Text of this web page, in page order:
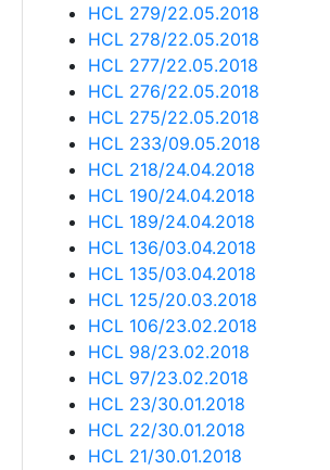
HCL 279/22.05.2018
HCL 278/22.05.2018
HCL 277/22.05.2018
HCL 276/22.05.2018
HCL 275/22.05.2018
HCL 233/09.05.2018
HCL 218/24.04.2018
HCL 190/24.04.2018
HCL 189/24.04.2018
HCL 136/03.04.2018
HCL 135/03.04.2018
HCL 125/20.03.2018
HCL 106/23.02.2018
HCL 98/23.02.2018
HCL 97/23.02.2018
HCL 23/30.01.2018
HCL 22/30.01.2018
HCL 21/30.01.2018